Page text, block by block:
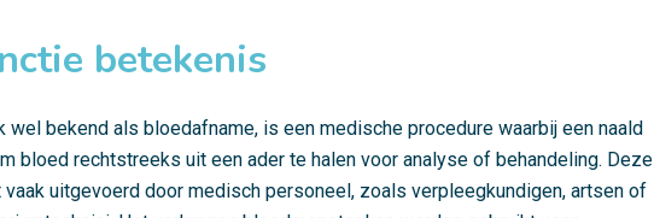
betekenis
wel bekend als bloedafname, is een medische procedure waarbij een naald
bloed rechtstreeks uit een ader te halen voor analyse of behandeling. Deze
uitgevoerd door medisch personeel, zoals verpleegkundigen, artsen of